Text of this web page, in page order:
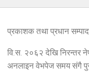
प्रकाशक तथा प्रधान
वि.स. २०६२ देखि निरन्तर
अनलाइन वेभपेज समय संगै